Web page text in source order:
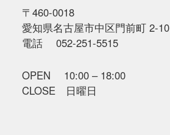
〒460-0018
愛知県名古屋市中区門前町 2-10
電話 052-251-5515
OPEN 10:00 – 18:00
CLOSE 日曜日